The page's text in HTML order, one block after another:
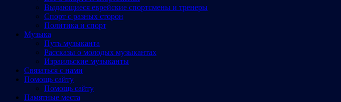
Выдающиеся еврейские спортсмены и тренеры
Спорт с разных сторон
Политика и спорт
Музыка
Путь музыканта
Рассказы о молодых музыкантах
Израильские музыканты
Cвязаться с нами
Помощь сайту
Помощь сайту
Памятные места